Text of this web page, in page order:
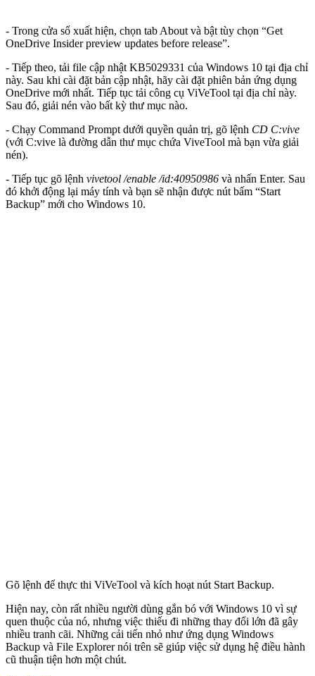
- Trong cửa sổ xuất hiện, chọn tab About và bật tùy chọn “Get
OneDrive Insider preview updates before release”.
- Tiếp theo, tải file cập nhật KB5029331 của Windows 10 tại địa chỉ
này. Sau khi cài đặt bản cập nhật, hãy cài đặt phiên bản ứng dụng
OneDrive mới nhất. Tiếp tục tải công cụ ViVeTool tại địa chỉ này.
Sau đó, giải nén vào bất kỳ thư mục nào.
- Chạy Command Prompt dưới quyền quản trị, gõ lệnh CD C:vive
(với C:vive là đường dẫn thư mục chứa ViveTool mà bạn vừa giải
nén).
- Tiếp tục gõ lệnh vivetool /enable /id:40950986 và nhấn Enter. Sau
đó khởi động lại máy tính và bạn sẽ nhận được nút bấm “Start
Backup” mới cho Windows 10.
Gõ lệnh để thực thi ViVeTool và kích hoạt nút Start Backup.
Hiện nay, còn rất nhiều người dùng gắn bó với Windows 10 vì sự
quen thuộc của nó, nhưng việc thiếu đi những thay đổi lớn đã gây
nhiều tranh cãi. Những cải tiến nhỏ như ứng dụng Windows
Backup và File Explorer nói trên sẽ giúp việc sử dụng hệ điều hành
cũ thuận tiện hơn một chút.